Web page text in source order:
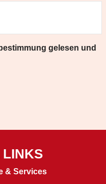
gelesen und
LINKS
& Services